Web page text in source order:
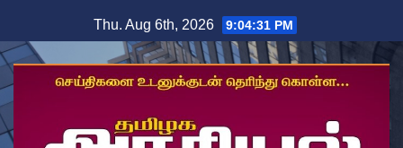
to
content
Thu. Aug 6th, 2026 9:04:32 PM